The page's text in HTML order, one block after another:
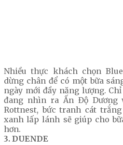
Nhiều thực khách chọn
dừng chân để có một bữa
ngày mới đầy năng lượng.
đang nhìn ra Ấn Độ Dương
Rottnest, bức tranh cát
xanh lấp lánh sẽ giúp cho
hơn.
3. DUENDE